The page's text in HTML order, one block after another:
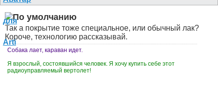
Так а покрытие тоже специальное, или обычный лак?
Короче, технологию рассказывай.
Собака лает, караван идет.
Я взрослый, состоявшийся человек. Я хочу купить себе этот
радиоуправляемый вертолет!